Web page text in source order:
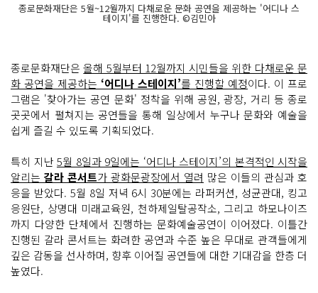
종로문화재단은 5월~12월까지 다채로운 문화 공연을 제공하는 '어디나 스
테이지'를 진행한다. ©김민아
종로문화재단은올해 5월부터 12월까지 시민들을 위한 다채로운 문
화 공연을 제공하는 ‘어디나 스테이지’를 진행할 예정이다. 이 프로
그램은 '찾아가는 공연 문화' 정착을 위해 공원, 광장, 거리 등 종로
곳곳에서 펼쳐지는 공연들을 통해 일상에서 누구나 문화와 예술을
쉽게 즐길 수 있도록 기획되었다.
특히 지난 5월 8일과 9일에는 ‘어디나 스테이지’의 본격적인 시작을
알리는 갈라 콘서트가 광화문광장에서 열려 많은 이들의 관심과 호
응을 받았다. 5월 8일 저녁 6시 30분에는 라퍼커션, 성균관대, 킹고
응원단, 상명대 미래교육원, 천하제일탈공작소, 그리고 하모나이즈
까지 다양한 단체에서 진행하는 문화예술공연이 이어졌다. 이틀간
진행된 갈라 콘서트는 화려한 공연과 수준 높은 무대로 관객들에게
깊은 감동을 선사하며, 향후 이어질 공연들에 대한 기대감을 한층 더
높였다.